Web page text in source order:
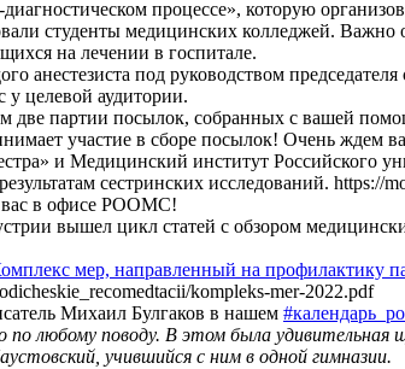
диагностическом процессе», которую
студенты медицинских колледжей.
на лечении в госпитале.
анестезиста под руководством
у целевой аудитории.
партии посылок, собранных с вашей
участие в сборе посылок! Очень ждем
и Медицинский институт
сестринских исследований. https://
в офисе РООМС!
вышел цикл статей с обзором
мер, направленный на профилактику
kompleks-mer-2022.pdf
Михаил Булгаков в нашем
по любому поводу. В этом была
учившийся с ним в одной гимназии.